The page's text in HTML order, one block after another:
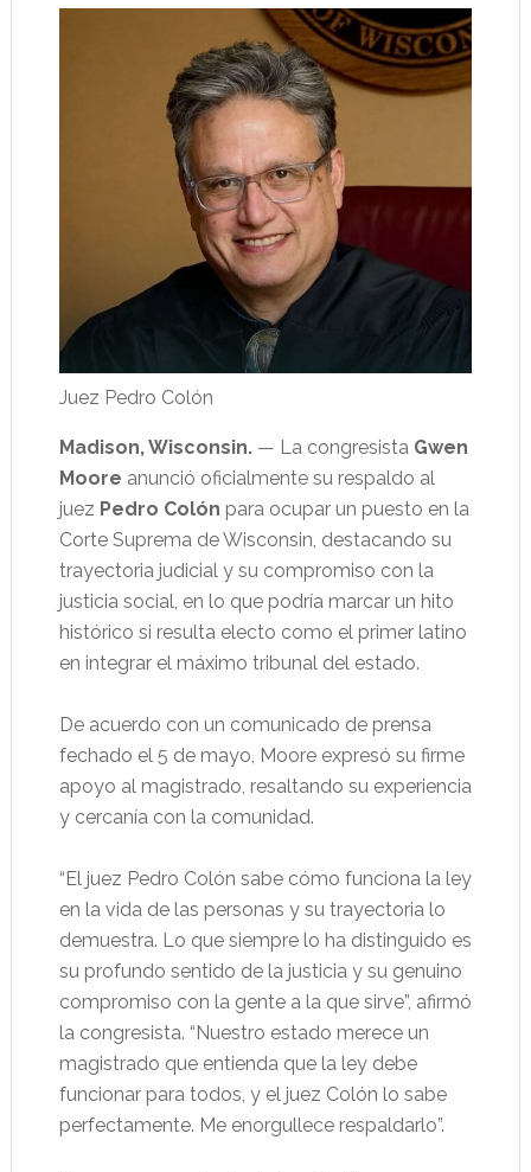
Juez Pedro Colón
Madison, Wisconsin.— La congresista Gwen
Moore anunció oficialmente su respaldo al
juez Pedro Colón para ocupar un puesto en la
Corte Suprema de Wisconsin, destacando su
trayectoria judicial y su compromiso con la
justicia social, en lo que podría marcar un hito
histórico si resulta electo como el primer latino
en integrar el máximo tribunal del estado.
De acuerdo con un comunicado de prensa
fechado el 5 de mayo, Moore expresó su firme
apoyo al magistrado, resaltando su experiencia
y cercanía con la comunidad.
“El juez Pedro Colón sabe cómo funciona la ley
en la vida de las personas y su trayectoria lo
demuestra. Lo que siempre lo ha distinguido es
su profundo sentido de la justicia y su genuino
compromiso con la gente a la que sirve”, afirmó
la congresista. “Nuestro estado merece un
magistrado que entienda que la ley debe
funcionar para todos, y el juez Colón lo sabe
perfectamente. Me enorgullece respaldarlo”.